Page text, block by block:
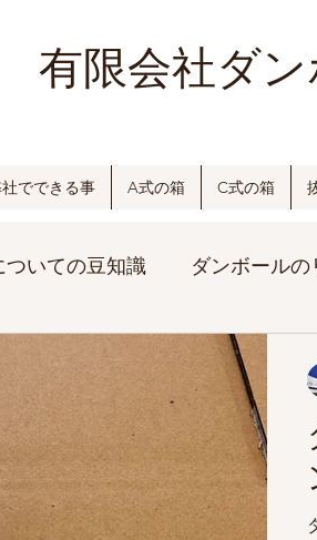
有限会社ダ
でできる事 A式の箱 C式の箱
ついての豆知識 ダンボール